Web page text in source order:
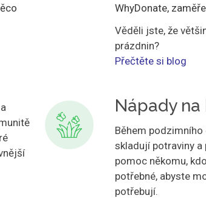
WhyDonate,
Věděli jste, že
prázdnin?
Přečtěte si blog
Nápady
Během
skladují potraviny a
pomoc někomu,
potřebné, abyste
potřebují.